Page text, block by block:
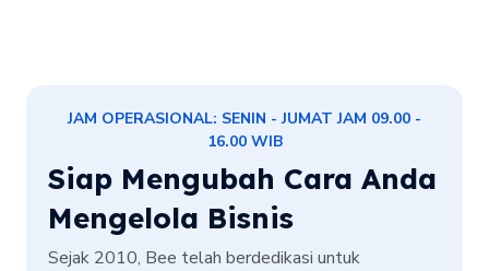
JAM OPERASIONAL: SENIN - JUMAT JAM 09.00 -
16.00 WIB
Siap Mengubah Cara Anda
Mengelola Bisnis
Sejak 2010, Bee telah berdedikasi untuk